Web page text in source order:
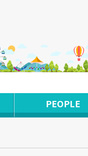
PEOPLE